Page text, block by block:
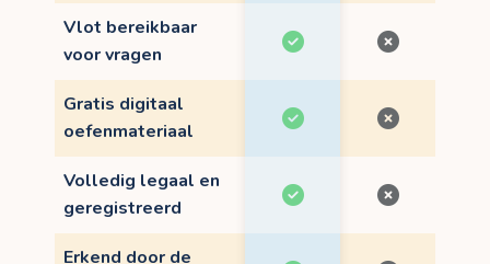
Vlot bereikbaar
voor vragen
Gratis digitaal
oefenmateriaal
Volledig legaal en
geregistreerd
Erkend door de